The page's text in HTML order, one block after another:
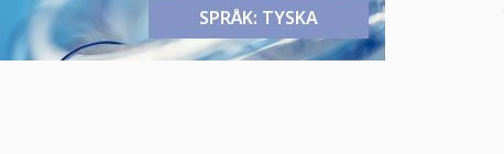
SPRÅK: TYSKA